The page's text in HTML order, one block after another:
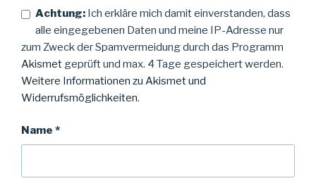
Achtung: Ich erkläre mich damit einverstanden, dass
alle eingegebenen Daten und meine IP-Adresse nur
zum Zweck der Spamvermeidung durch das Programm
Akismet geprüft und max. 4 Tage gespeichert werden.
Weitere Informationen zu Akismet und
Widerrufsmöglichkeiten.
Name *